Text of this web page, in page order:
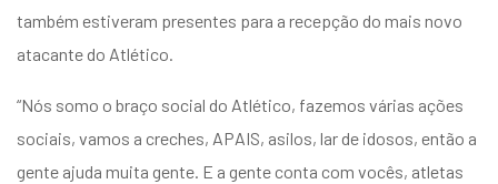
também estiveram presentes para a recepção do mais novo
atacante do Atlético.
“Nós somo o braço social do Atlético, fazemos várias ações
sociais, vamos a creches, APAIS, asilos, lar de idosos, então a
gente ajuda muita gente. E a gente conta com vocês, atletas